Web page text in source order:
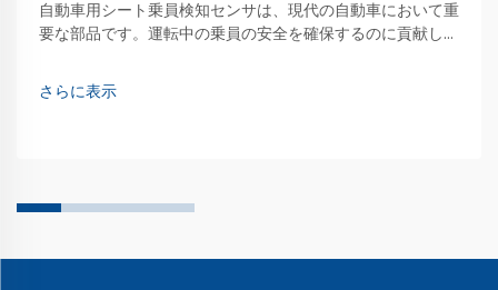
自動車用シート乗員検知センサは、現代の自動車において重
要な部品です。運転中の乗員の安全を確保するのに貢献しま
を検知できます。これはエアバッグシステムにとって極めて
重要です。例えば、助手席に人が座っている場合、…
さらに表示